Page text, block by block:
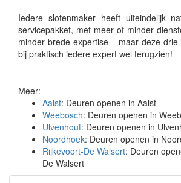
Iedere slotenmaker heeft uiteindelijk
servicepakket, met meer of minder
minder brede expertise – maar deze
bij praktisch iedere expert wel terugzien!
Meer:
Aalst: Deuren openen in Aalst
Weebosch: Deuren openen in
Ulvenhout: Deuren openen in
Noordhoek: Deuren openen in
Rijkevoort-De Walsert: Deuren
De Walsert